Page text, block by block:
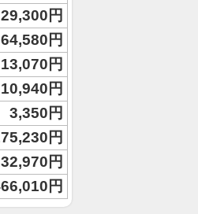
29,300円
64,580円
13,070円
10,940円
3,350円
円
円
円